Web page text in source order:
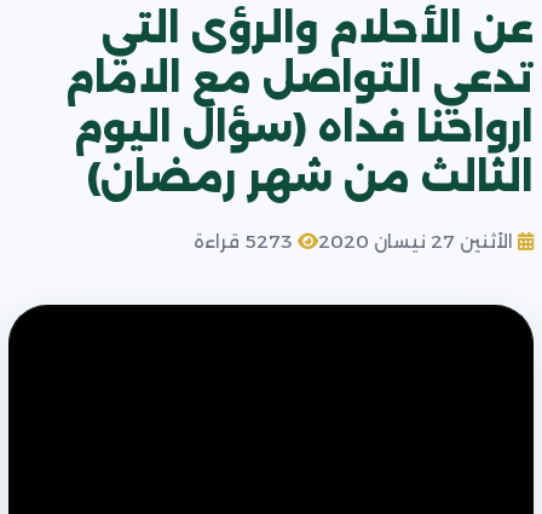
عن الأحلام والرؤى التي
تدعي التواصل مع الامام
ارواحنا فداه (سؤال اليوم
الثالث من شهر رمضان)
الأثنين 27 نيسان 2020